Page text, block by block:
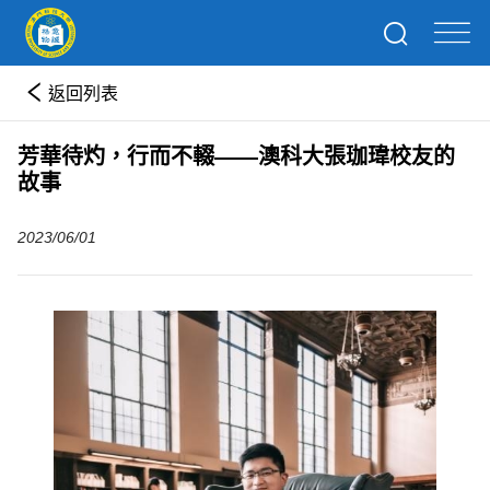
返回列表
芳華待灼，行而不輟——澳科大張珈瑋校友的
故事
2023/06/01